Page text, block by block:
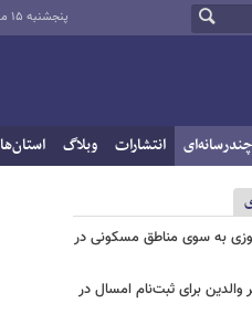
پنجشنبه ۱۵ مرداد ۱۴۰۵
چندرسانه‌ای انتشارات وبلاگ استان‌ها
به سوی مناطق مسکونی در
والدین برای ثبت‌نام امسال در